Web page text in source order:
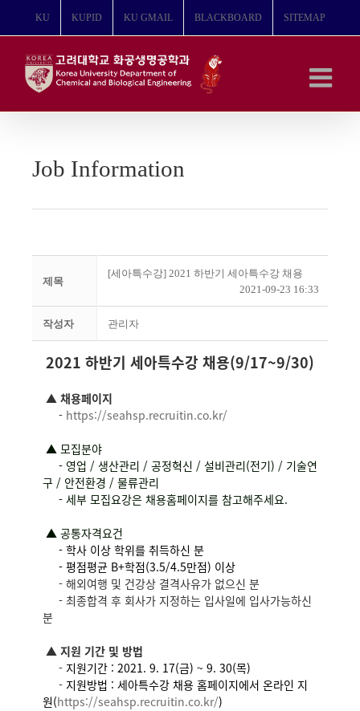
뛰
KU KUPID KU GMAIL BLACKBOARD SITEMAP
Job Information
제목
[세아특수강] 2021 하반기 세아특수강 채용
2021-09-23 16:33
작성자 관리자
2021 하반기 세아특수강 채용(9/17~9/30)
▲ 채용페이지
- https://seahsp.recruitin.co.kr/
▲ 모집분야
- 영업 / 생산관리 / 공정혁신 / 설비관리(전기) / 기술연
구 / 안전환경 / 물류관리
- 세부 모집요강은 채용홈페이지를 참고해주세요.
▲ 공통자격요건
- 학사 이상 학위를 취득하신 분
- 평점평균 B+학점(3.5/4.5만점) 이상
- 해외여행 및 건강상 결격사유가 없으신 분
- 최종합격 후 회사가 지정하는 입사일에 입사가능하신
분
▲ 지원 기간 및 방법
- 지원기간 : 2021. 9. 17(금) ~ 9. 30(목)
- 지원방법 : 세아특수강 채용 홈페이지에서 온라인 지
원(https://seahsp.recruitin.co.kr/)